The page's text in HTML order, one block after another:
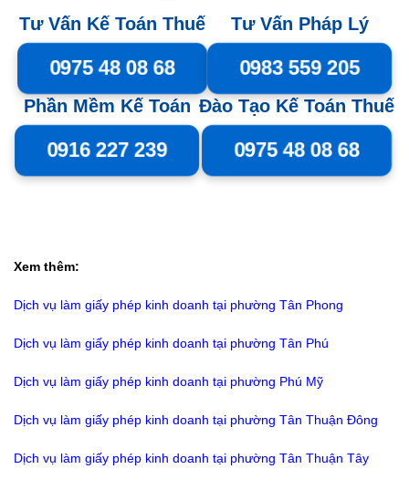
Tư Vấn Kế Toán Thuế
0975 48 08 68
Tư Vấn Pháp Lý
0983 559 205
Phần Mềm Kế Toán
0916 227 239
Đào Tạo Kế Toán Thuế
0975 48 08 68
Xem thêm:
Dịch vụ làm giấy phép kinh doanh tại phường Tân Phong
Dịch vụ làm giấy phép kinh doanh tại phường Tân Phú
Dịch vụ làm giấy phép kinh doanh tại phường Phú Mỹ
Dịch vụ làm giấy phép kinh doanh tại phường Tân Thuận Đông
Dịch vụ làm giấy phép kinh doanh tại phường Tân Thuận Tây